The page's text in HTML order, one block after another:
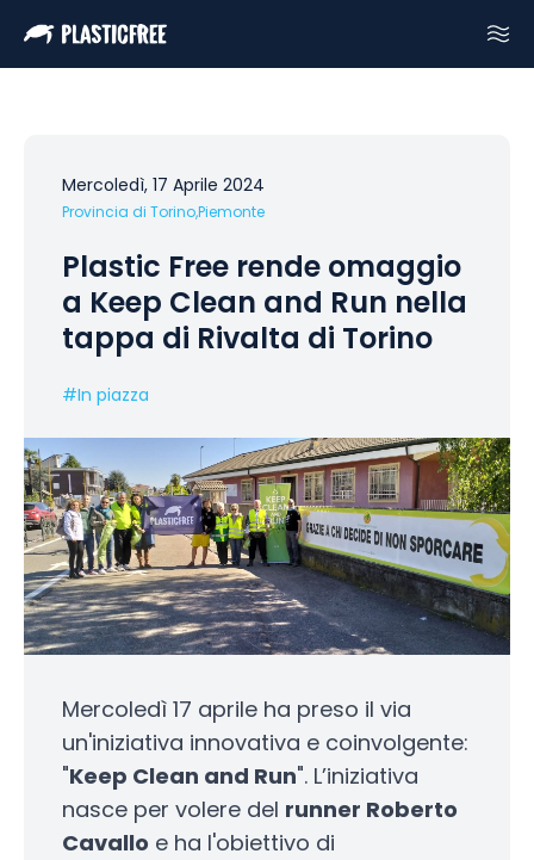
Mercoledì, 17 Aprile 2024
Provincia di Torino,Piemonte
Plastic Free rende omaggio
a Keep Clean and Run nella
tappa di Rivalta di Torino
#In piazza
Mercoledì 17 aprile ha preso il via
un'iniziativa innovativa e coinvolgente:
"Keep Clean and Run". L’iniziativa
nasce per volere del runner Roberto
Cavallo e ha l'obiettivo di